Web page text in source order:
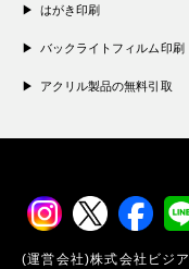
はがき印刷
バックライトフィルム印刷
アクリル製品の無料引取
(運営会社)株式会社ビジア